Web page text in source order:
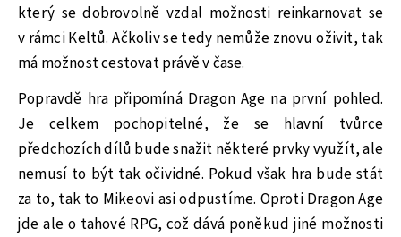
který se dobrovolně vzdal možnosti reinkarnovat se
v rámci Keltů. Ačkoliv se tedy nemůže znovu oživit, tak
má možnost cestovat právě v čase.
Popravdě hra připomíná Dragon Age na první pohled.
Je celkem pochopitelné, že se hlavní tvůrce
předchozích dílů bude snažit některé prvky využít, ale
nemusí to být tak očividné. Pokud však hra bude stát
za to, tak to Mikeovi asi odpustíme. Oproti Dragon Age
jde ale o tahové RPG, což dává poněkud jiné možnosti